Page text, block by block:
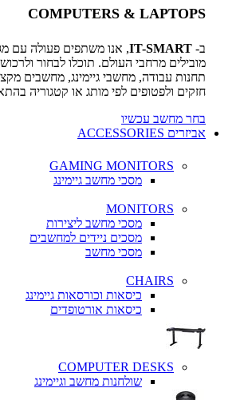
COMPUTERS & LAPTOPS
ב- IT-SMART, אנו משתפים פעולה עם
מובילים מרחבי העולם. תוכלו לבחור
תחנות עבודה, מחשבי גיימינג, מחשבים
חזקים ולפטופים לפי מותג או קטגוריה
בחר מחשב עכשיו
אביזרים ACCESSORIES
GAMING MONITORS
מסכי מחשב גיימינג
MONITORS
מסכי מחשב ליצירות
מסכים ניידים למחשבים
מסכי מחשב
CHAIRS
כיסאות וכורסאות גיימינג
כיסאות אורטופדים
COMPUTER DESKS
שולחנות מחשב וגיימינג